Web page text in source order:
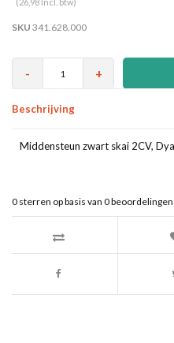
SKU 341.628.000
- +
Beschrijving
Middensteun zwart skai 2CV,
0 sterren op basis van 0beoordelingen